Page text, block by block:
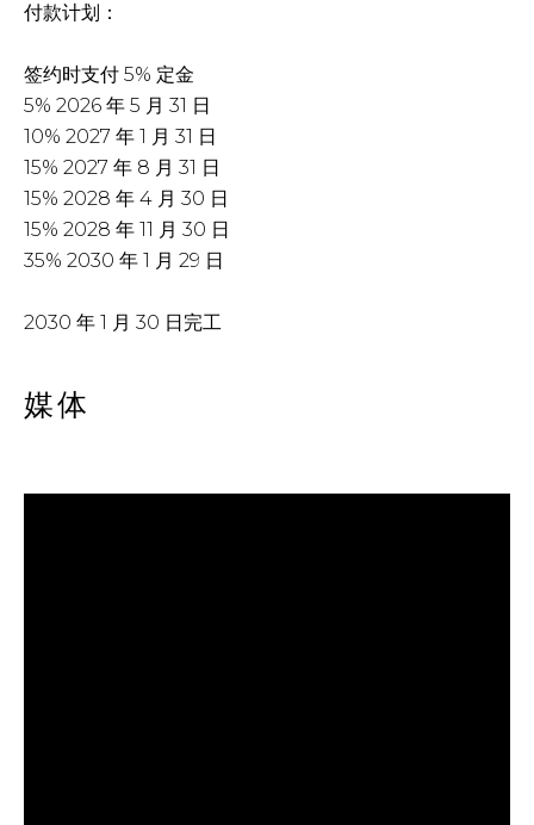
付款计划：
签约时支付 5% 定金
5% 2026 年 5 月 31 日
10% 2027 年 1 月 31 日
15% 2027 年 8 月 31 日
15% 2028 年 4 月 30 日
15% 2028 年 11 月 30 日
35% 2030 年 1 月 29 日
2030 年 1 月 30 日完工
媒体